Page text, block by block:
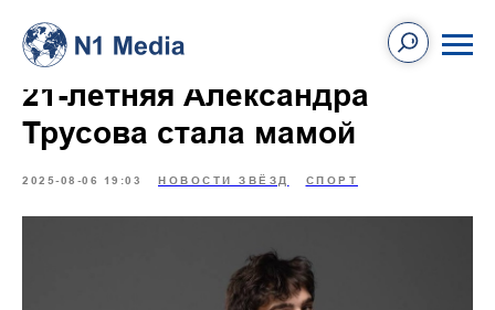
21-летняя Александра
Трусова стала мамой
2025-08-06 19:03 НОВОСТИ ЗВЁЗД СПОРТ